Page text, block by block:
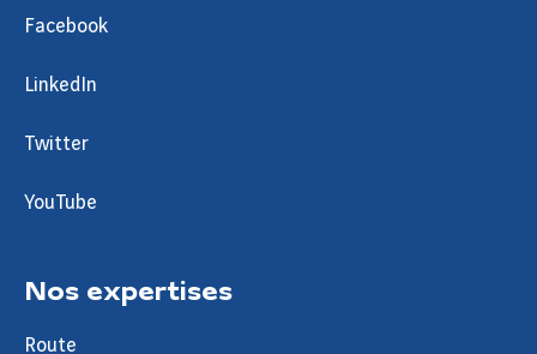
Facebook
LinkedIn
Twitter
YouTube
Nos expertises
Route